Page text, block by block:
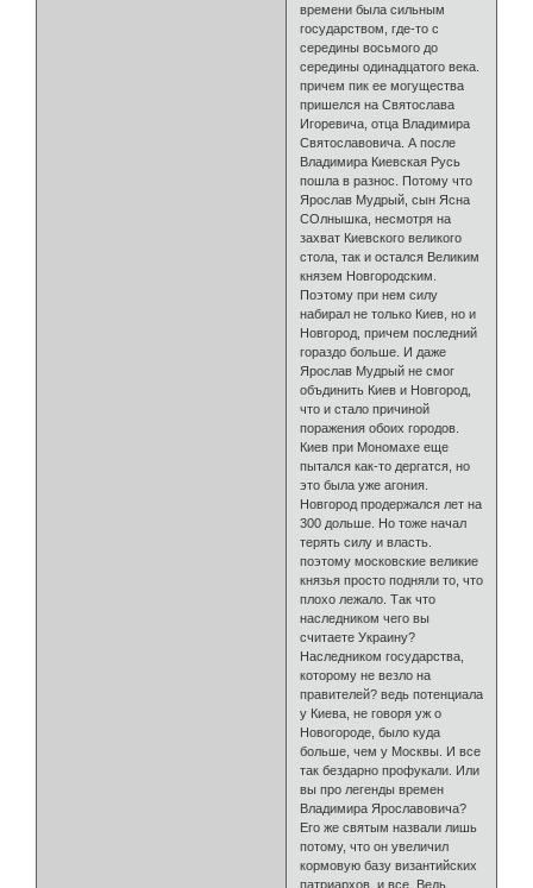
времени была сильным
государством, где-то с
середины восьмого до
середины одинадцатого века.
причем пик ее могущества
пришелся на Святослава
Игоревича, отца Владимира
Святославовича. А после
Владимира Киевская Русь
пошла в разнос. Потому что
Ярослав Мудрый, сын Ясна
СОлнышка, несмотря на
захват Киевского великого
стола, так и остался Великим
князем Новгородским.
Поэтому при нем силу
набирал не только Киев, но и
Новгород, причем последний
гораздо больше. И даже
Ярослав Мудрый не смог
объдинить Киев и Новгород,
что и стало причиной
поражения обоих городов.
Киев при Мономахе еще
пытался как-то дергатся, но
это была уже агония.
Новгород продержался лет на
300 дольше. Но тоже начал
терять силу и власть.
поэтому московские великие
князья просто подняли то, что
плохо лежало. Так что
наследником чего вы
считаете Украину?
Наследником государства,
которому не везло на
правителей? ведь потенциала
у Киева, не говоря уж о
Новогороде, было куда
больше, чем у Москвы. И все
так бездарно профукали. Или
вы про легенды времен
Владимира Ярославовича?
Его же святым назвали лишь
потому, что он увеличил
кормовую базу византийских
патриархов. и все. Ведь